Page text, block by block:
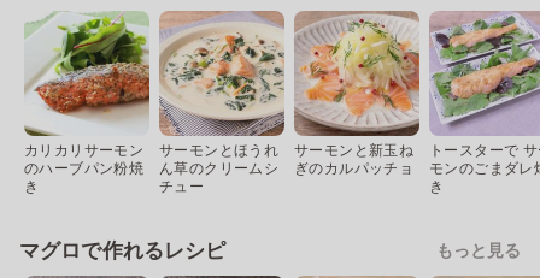
カリカリサーモン
のハーブパン粉焼
き
サーモンとほうれ
ん草のクリームシ
チュー
サーモンと新玉ね
ぎのカルパッチョ
トースターで
モンのごまダレ
き
マグロで作れるレシピ もっと見る